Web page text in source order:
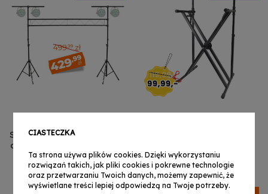
STAND4ME DJ GT rampa
oświetleniowa statyw na
oświetlenie 3 metry 18
punktów montażowych
2x belka poprzeczna
429,99 zł
regulowany solidny
99,99 zł
CIASTECZKA
Ta strona używa plików cookies. Dzięki wykorzystaniu
rozwiązań takich, jak pliki cookies i pokrewne technologie
oraz przetwarzaniu Twoich danych, możemy zapewnić, że
wyświetlane treści lepiej odpowiedzą na Twoje potrzeby.